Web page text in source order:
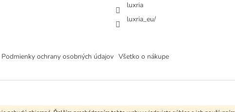
luxria
luxria_eu/
Podmienky ochrany osobných údajov Všetko o nákupe